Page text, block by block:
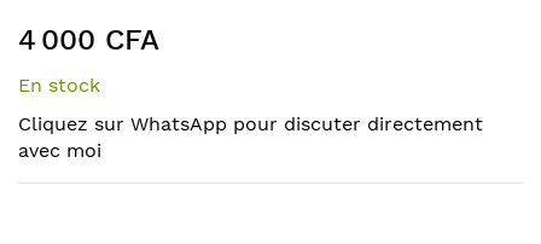
gallery
the
beginning
of
images
gallery
4 000 CFA
En stock
Cliquez sur WhatsApp pour discuter directement
avec moi